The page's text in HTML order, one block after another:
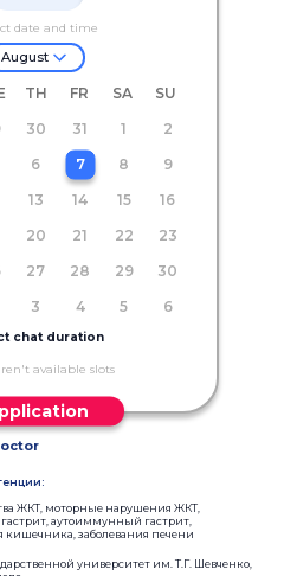
date and time
August
TH FR SA
SU
30 31 1
2
6 7 8
9
13 14 15
16
20 21 22
23
27 28 29
30
3 4 5 6
chat duration
available slots
ЖКТ, моторные нарушения ЖКТ,
аутоиммунный гастрит,
кишечника, заболевания печени
университет им. Т.Г. Шевченко,